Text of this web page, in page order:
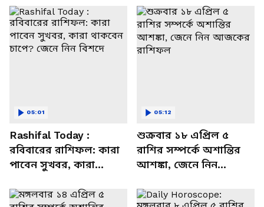
Rashifal Today :
রবিবারের রাশিফল: কারা
পাবেন সুখবর, কারা
বিশদে
05:01
শুক্রবার ১৮ এপ্রিল ৫
রাশির সম্পর্কে অশান্তির
আশঙ্কা, জেনে নিন
05:12